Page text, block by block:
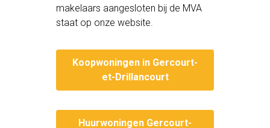
makelaars aangesloten bij de MVA
staat op onze website.
Koopwoningen in Gercourt-
et-Drillancourt
Huurwoningen Gercourt-